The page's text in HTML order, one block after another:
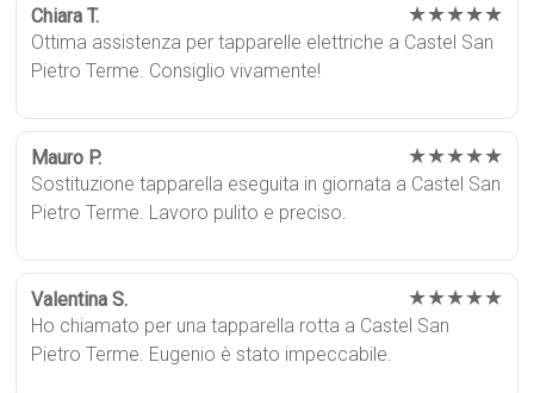
Chiara T. ★★★★★
Ottima assistenza per tapparelle elettriche a Castel San
Pietro Terme. Consiglio vivamente!
Mauro P. ★★★★★
Sostituzione tapparella eseguita in giornata a Castel San
Pietro Terme. Lavoro pulito e preciso.
Valentina S. ★★★★★
Ho chiamato per una tapparella rotta a Castel San
Pietro Terme. Eugenio è stato impeccabile.